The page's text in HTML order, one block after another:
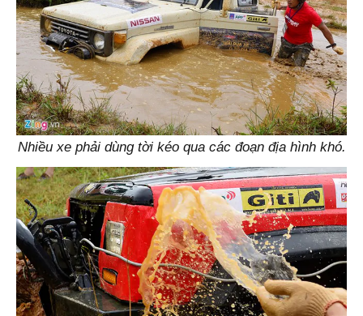
Nhiều xe phải dùng tời kéo qua các đoạn địa hình khó.